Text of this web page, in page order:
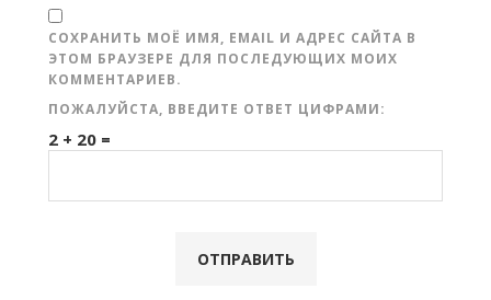
СОХРАНИТЬ МОЁ ИМЯ, EMAIL И АДРЕС САЙТА В
ЭТОМ БРАУЗЕРЕ ДЛЯ ПОСЛЕДУЮЩИХ МОИХ
КОММЕНТАРИЕВ.
ПОЖАЛУЙСТА, ВВЕДИТЕ ОТВЕТ ЦИФРАМИ:
2 + 20 =